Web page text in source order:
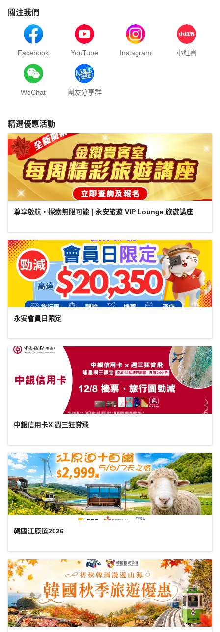
關注我們
Facebook YouTube Instagram 小紅書
WeChat 團友分享群
精選優惠活動
尊享啟航・探索無限可能 | 永安旅遊 VIP Lounge 旅遊講座
永安會員日限定
中銀信用卡X 週三狂賞飛
韓國江原道2026